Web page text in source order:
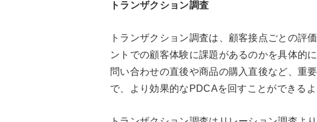
トランザクション調査
トランザクション調査は、顧客接点ごとの評
ントでの顧客体験に課題があるのかを具体的
問い合わせの直後や商品の購入直後など、重
で、より効果的なPDCAを回すことができるよ